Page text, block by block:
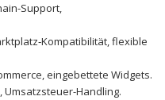
Support,
flexible‌
eingebettete Widgets.
Umsatzsteuer-Handling.